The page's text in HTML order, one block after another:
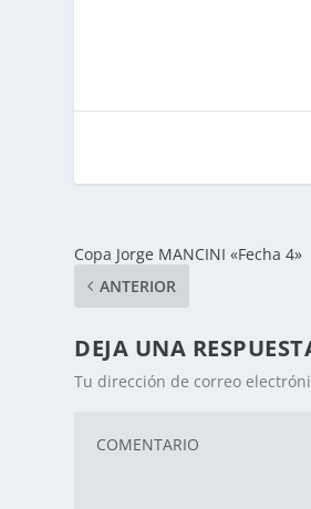
Copa Jorge MANCINI «Fecha 4»
ANTERIOR
DEJA UNA
Tu dirección de correo